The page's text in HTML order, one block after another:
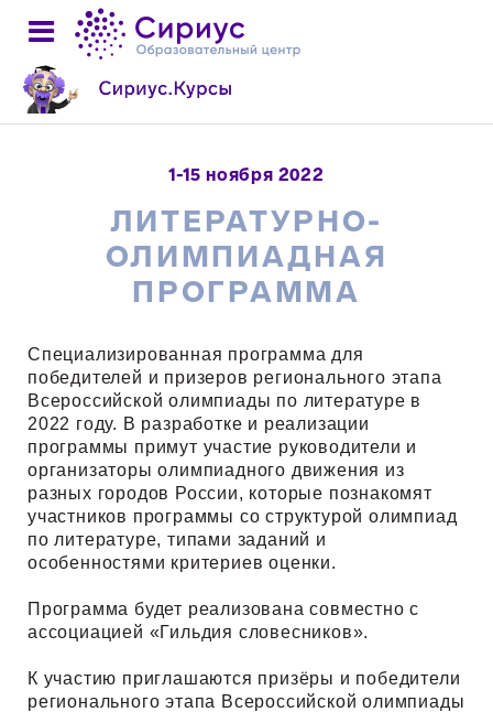
1-15 ноября 2022
ЛИТЕРАТУРНО-
ОЛИМПИАДНАЯ
ПРОГРАММА
Специализированная программа для
победителей и призеров регионального этапа
Всероссийской олимпиады по литературе в
2022 году. В разработке и реализации
программы примут участие руководители и
организаторы олимпиадного движения из
разных городов России, которые познакомят
участников программы со структурой олимпиад
по литературе, типами заданий и
особенностями критериев оценки.
Программа будет реализована совместно с
ассоциацией «Гильдия словесников».
К участию приглашаются призёры и победители
регионального этапа Всероссийской олимпиады